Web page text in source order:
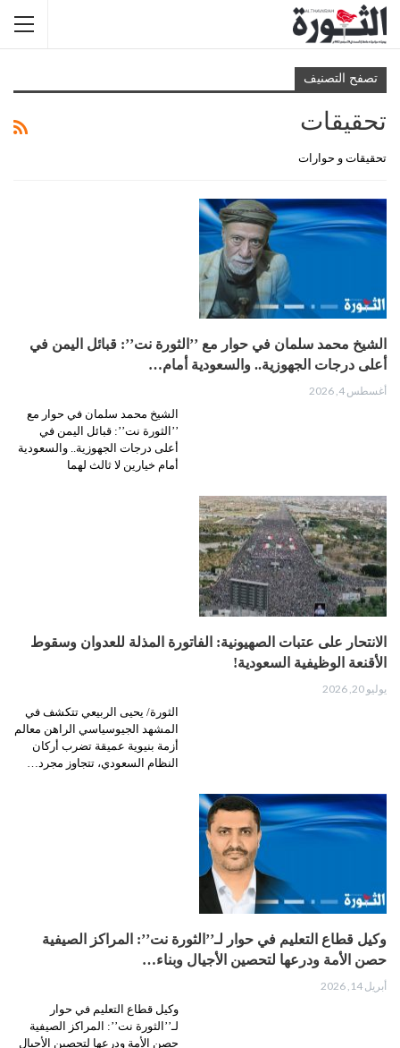
تصفح التصنيف
تحقيقات
تحقيقات و حوارات
الشيخ محمد سلمان في حوار مع ’’الثورة نت’’: قبائل اليمن في
أعلى درجات الجهوزية.. والسعودية أمام…
أغسطس 4, 2026
الشيخ محمد سلمان في حوار مع
’’الثورة نت’’: قبائل اليمن في
أعلى درجات الجهوزية.. والسعودية
أمام خيارين لا ثالث لهما
الانتحار على عتبات الصهيونية: الفاتورة المذلة للعدوان وسقوط
الأقنعة الوظيفية السعودية!
يوليو 20, 2026
الثورة/ يحيى الربيعي تتكشف في
المشهد الجيوسياسي الراهن معالم
أزمة بنيوية عميقة تضرب أركان
النظام السعودي، تتجاوز مجرد…
وكيل قطاع التعليم في حوار لـ’’الثورة نت’’: المراكز الصيفية
حصن الأمة ودرعها لتحصين الأجيال وبناء…
أبريل 14, 2026
وكيل قطاع التعليم في حوار
لـ’’الثورة نت’’: المراكز الصيفية
حصن الأمة ودرعها لتحصين الأجيال